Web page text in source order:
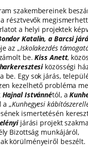
szakembereinek
résztvevők
a helyi projektek
Katalin, a Barcsi
az „Iskolakezdés
be.Kiss Anett,
közösségi
be. Egy sok járás,
kezelhető probléma
Hajnal Istvánnétól, a
a „Kunhegyesi
ismertetésén
járási projekt
Bizottság munkájáról,
körülményeiről beszélt.